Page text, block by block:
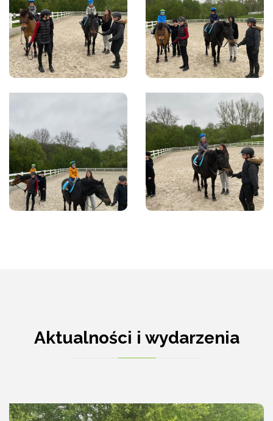
Aktualności i wydarzenia